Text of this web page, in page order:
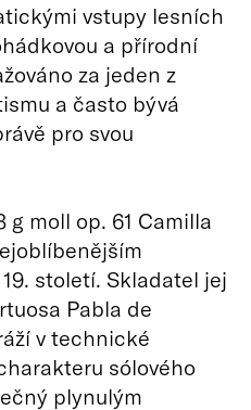
vstupy lesních
a přírodní
za jeden z
a často bývá
pro svou
g moll op. 61 Camilla
století. Skladatel jej
Pabla de
v technické
sólového
plynulým